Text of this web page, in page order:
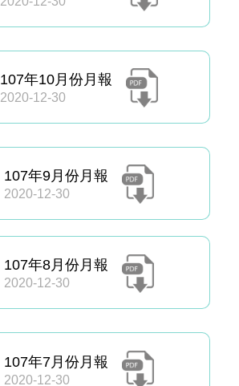
107年10月份月報
2020-12-30
107年9月份月報
2020-12-30
107年8月份月報
2020-12-30
107年7月份月報
2020-12-30